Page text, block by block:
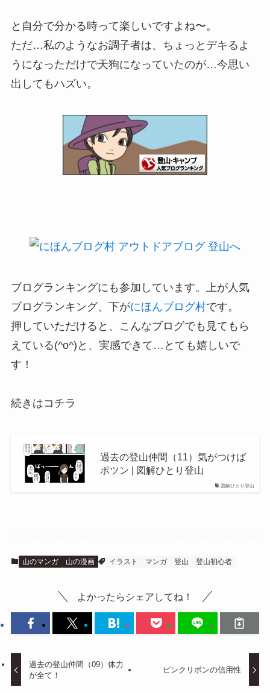
と自分で分かる時って楽しいですよね〜。
ただ…私のようなお調子者は、ちょっとデキるよ
うになっただけで天狗になっていたのが…今思い
出してもハズい。
ブログランキングにも参加しています。上が人気
ブログランキング、下がにほんブログ村です。
押していただけると、こんなブログでも見てもら
えている(^o^)と、実感できて…とても嬉しいで
す！
続きはコチラ
図解ひとり登山
過去の登山仲間（11）気がつけば
ポツン | 図解ひとり登山
山のマンガ 山の漫画 イラスト マンガ 登山 登山初心者
よかったらシェアしてね！
過去の登山仲間（09）体力
が全て！
ピンクリボンの信用性